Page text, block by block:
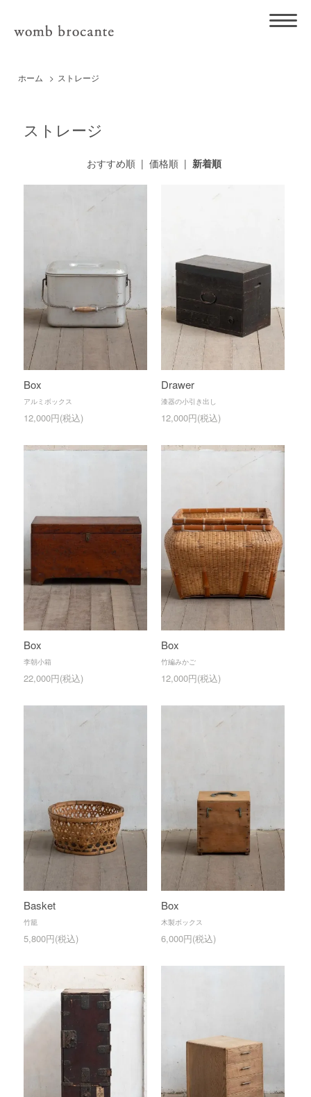
ホーム > ストレージ
ストレージ
おすすめ順| 価格順| 新着順
Box
アルミボックス
12,000円(税込)
Drawer
漆器の小引き出し
12,000円(税込)
Box
李朝小箱
22,000円(税込)
Box
竹編みかご
12,000円(税込)
Basket
竹籠
5,800円(税込)
Box
木製ボックス
6,000円(税込)